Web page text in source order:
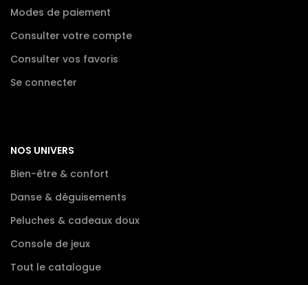
Modes de paiement
Consulter votre compte
Consulter vos favoris
Se connecter
NOS UNIVERS
Bien-être & confort
Danse & déguisements
Peluches & cadeaux doux
Console de jeux
Tout le catalogue